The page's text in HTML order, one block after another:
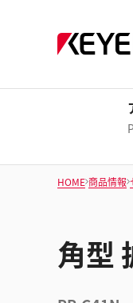
HOME 商品情報
角型